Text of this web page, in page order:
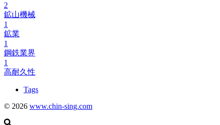
2
鉱山機械
1
鉱業
1
鋼鉄業界
1
高耐久性
Tags
© 2026 www.chin-sing.com